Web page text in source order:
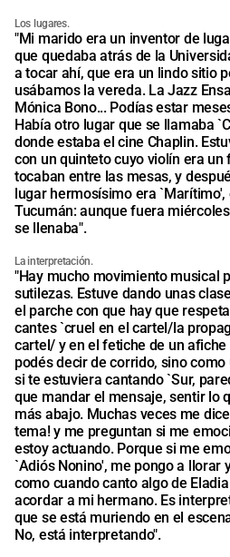
Los lugares.
"Mi marido era un inventor de
que quedaba atrás de la
a tocar ahí, que era un lindo sitio
usábamos la vereda. La Jazz
Mónica Bono... Podías estar
Había otro lugar que se llamaba
donde estaba el cine Chaplin.
con un quinteto cuyo violín era un
tocaban entre las mesas, y
lugar hermosísimo era
Tucumán: aunque fuera
se llenaba".
La interpretación.
"Hay mucho movimiento musical
sutilezas. Estuve dando unas
el parche con que hay que
cantes `cruel en el cartel/la
cartel/ y en el fetiche de un afiche
podés decir de corrido, sino
si te estuviera cantando `Sur,
que mandar el mensaje, sentir lo
más abajo. Muchas veces me
tema! y me preguntan si me
estoy actuando. Porque si me
`Adiós Nonino', me pongo a llorar
como cuando canto algo de
acordar a mi hermano. Es
que se está muriendo en el
No, está interpretando".